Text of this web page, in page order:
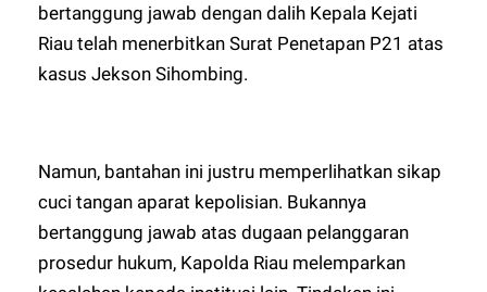
bertanggung jawab dengan dalih Kepala Kejati
Riau telah menerbitkan Surat Penetapan P21 atas
kasus Jekson Sihombing.
Namun, bantahan ini justru memperlihatkan sikap
cuci tangan aparat kepolisian. Bukannya
bertanggung jawab atas dugaan pelanggaran
prosedur hukum, Kapolda Riau melemparkan